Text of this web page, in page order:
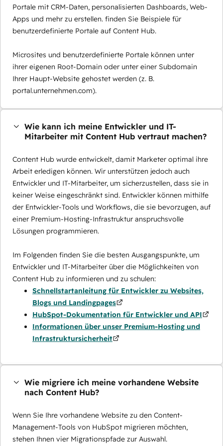
Portale mit CRM-Daten, personalisierten Dashboards, Web-
Apps und mehr zu erstellen. finden Sie Beispiele für
benutzerdefinierte Portale auf Content Hub.
Microsites und benutzerdefinierte Portale können unter
ihrer eigenen Root-Domain oder unter einer Subdomain
Ihrer Haupt-Website gehostet werden (z. B.
portal.unternehmen.com).
Wie kann ich meine Entwickler und IT-
Mitarbeiter mit Content Hub vertraut machen?
Content Hub wurde entwickelt, damit Marketer optimal ihre
Arbeit erledigen können. Wir unterstützen jedoch auch
Entwickler und IT-Mitarbeiter, um sicherzustellen, dass sie in
keiner Weise eingeschränkt sind. Entwickler können mithilfe
der Entwickler-Tools und Workflows, die sie bevorzugen, auf
einer Premium-Hosting-Infrastruktur anspruchsvolle
Lösungen programmieren.
Im Folgenden finden Sie die besten Ausgangspunkte, um
Entwickler und IT-Mitarbeiter über die Möglichkeiten von
Content Hub zu informieren und zu schulen:
Schnellstartanleitung für Entwickler zu Websites,
Blogs und Landingpages
HubSpot-Dokumentation für Entwickler und API
Informationen über unser Premium-Hosting und
Infrastruktursicherheit
Wie migriere ich meine vorhandene Website
nach Content Hub?
Wenn Sie Ihre vorhandene Website zu den Content-
Management-Tools von HubSpot migrieren möchten,
stehen Ihnen vier Migrationspfade zur Auswahl.